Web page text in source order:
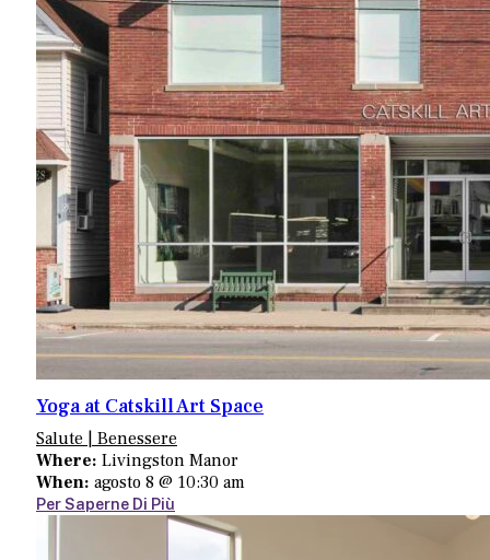
Yoga at Catskill Art Space
Salute | Benessere
Where: Livingston Manor
When: agosto 8 @ 10:30 am
Per Saperne Di Più